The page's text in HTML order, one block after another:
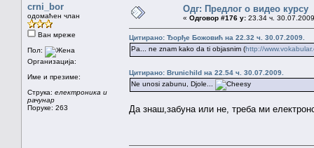
crni_bor
одомаћен члан
Ван мреже
Пол:
Организација:
Име и презиме:
Струка: електроника и
рачунар
Поруке: 263
Одг: Предлог о видео курсу
« Одговор #176 у: 23.34 ч.
Цитирано: Ђорђе Божовић на 22.32 ч. 30.07.2009.
Pa... ne znam kako da ti objasnim (http://
Цитирано: Brunichild на 22.54 ч. 30.07.2009.
Ne unosi zabunu, Djole...
Да знаш,забуна или не, треба ми